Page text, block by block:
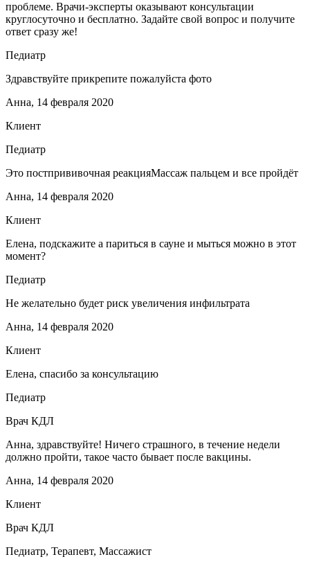
проблеме. Врачи-эксперты оказывают консультации
круглосуточно и бесплатно. Задайте свой вопрос и получите
ответ сразу же!
Педиатр
Здравствуйте прикрепите пожалуйста фото
Анна, 14 февраля 2020
Клиент
Педиатр
Это постпрививочная реакцияМассаж пальцем и все пройдёт
Анна, 14 февраля 2020
Клиент
Елена, подскажите а париться в сауне и мыться можно в этот
момент?
Педиатр
Не желательно будет риск увеличения инфильтрата
Анна, 14 февраля 2020
Клиент
Елена, спасибо за консультацию
Педиатр
Врач КДЛ
Анна, здравствуйте! Ничего страшного, в течение недели
должно пройти, такое часто бывает после вакцины.
Анна, 14 февраля 2020
Клиент
Врач КДЛ
Педиатр, Терапевт, Массажист